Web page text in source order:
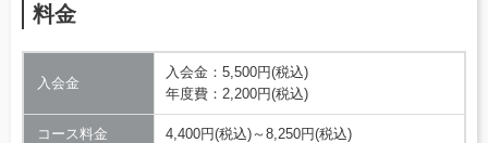
料金
入会金
入会金：5,500円(税込)
年度費：2,200円(税込)
コース料金 4,400円(税込)～8,250円(税込)